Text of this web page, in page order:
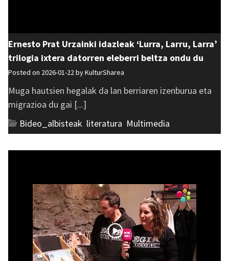
Ernesto Prat Urzainki idazleak ‘Lurra, Larru, Larra’
trilogia ixtera datorren eleberri beltza ondu du
Posted on 2026-01-22 byKulturSharea
Muga hautsien hegalak da lan berriaren izenburua eta
migrazioa du gai [...]
Bideo_albisteak literatura Multimedia